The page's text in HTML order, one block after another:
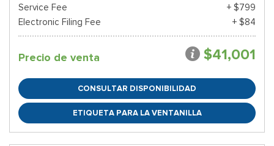
Service Fee
+ $799
Electronic Filing Fee
+ $84
Precio de venta $41,001
CONSULTAR DISPONIBILIDAD
ETIQUETA PARA LA VENTANILLA